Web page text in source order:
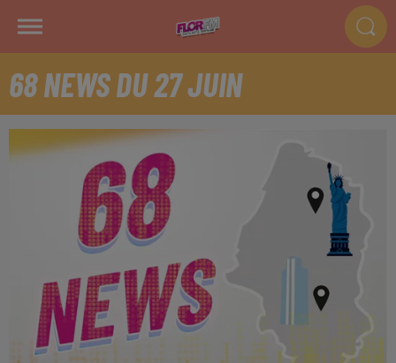
68 NEWS DU 27 JUIN